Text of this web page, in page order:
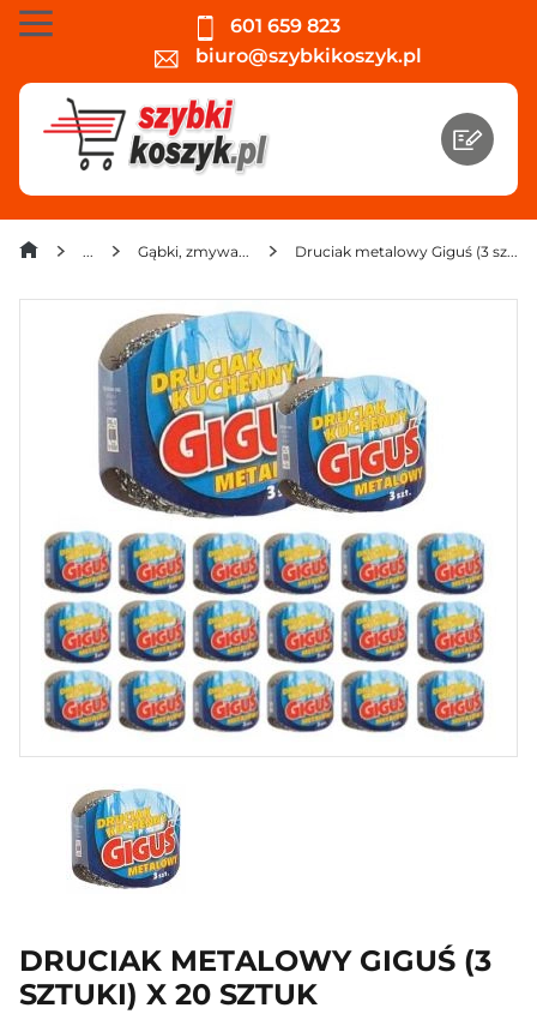
601 659 823
biuro@szybkikoszyk.pl
Gąbki, zmywaki i ścierki Druciak metalowy Giguś (3 sztuki) x 20 sztuk
DRUCIAK METALOWY GIGUŚ (3
SZTUKI) X 20 SZTUK